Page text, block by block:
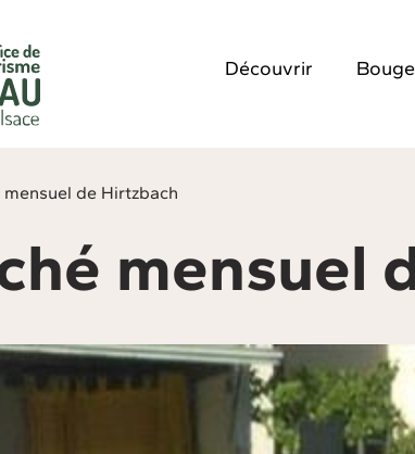
Découvrir
mensuel de Hirtzbach
mensuel